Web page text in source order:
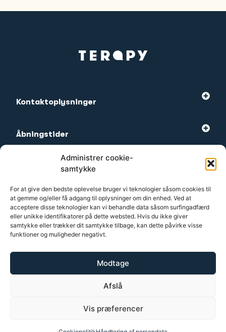
Administrer cookie-
samtykke
For at give den bedste oplevelse bruger vi teknologier såsom cookies til
at gemme og/eller få adgang til oplysninger om din enhed. Ved at
acceptere disse teknologier kan vi behandle data såsom surfingadfærd
eller unikke identifikatorer på dette websted. Hvis du ikke giver
samtykke eller trækker dit samtykke tilbage, kan dette påvirke visse
funktioner og muligheder negativt.
Modtage
Afslå
Vis præferencer
Kontaktoplysninger
Åbningstider
Mest besøgte
Kundeservice
2026 Terapy
Generel